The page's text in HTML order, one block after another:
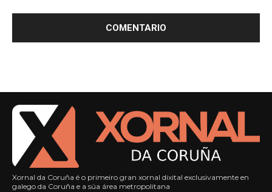
Xornal da Coruña é o primeiro gran xornal dixital exclusivamente en
galego da Coruña e a súa área metropolitana